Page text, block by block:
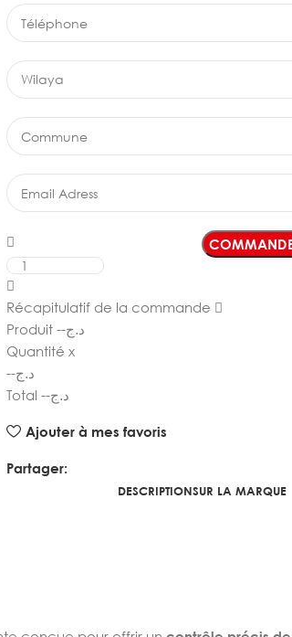
Récapitulatif de la commande
Produit --د.ج
Quantité x
--د.ج
Total --د.ج
Ajouter à mes favoris
Partager:
DESCRIPTIONSUR LA MARQUE